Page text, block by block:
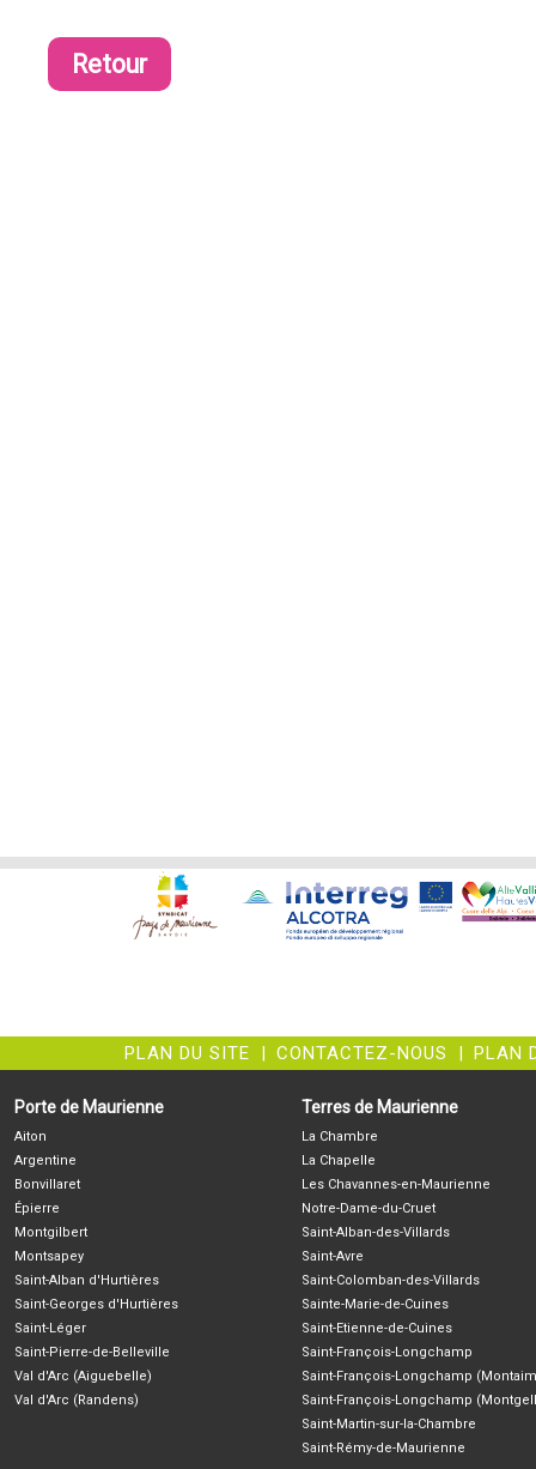
Retour
PLAN DU SITE | CONTACTEZ-NOUS | PLAN
Porte de Maurienne
Aiton
Argentine
Bonvillaret
Épierre
Montgilbert
Montsapey
Saint-Alban d'Hurtières
Saint-Georges d'Hurtières
Saint-Léger
Saint-Pierre-de-Belleville
Val d'Arc (Aiguebelle)
Val d'Arc (Randens)
Terres de Maurienne
La Chambre
La Chapelle
Les Chavannes-en-Maurienne
Notre-Dame-du-Cruet
Saint-Alban-des-Villards
Saint-Avre
Saint-Colomban-des-Villards
Sainte-Marie-de-Cuines
Saint-Etienne-de-Cuines
Saint-François-Longchamp
Saint-François-Longchamp
Saint-François-Longchamp
Saint-Martin-sur-la-Chambre
Saint-Rémy-de-Maurienne